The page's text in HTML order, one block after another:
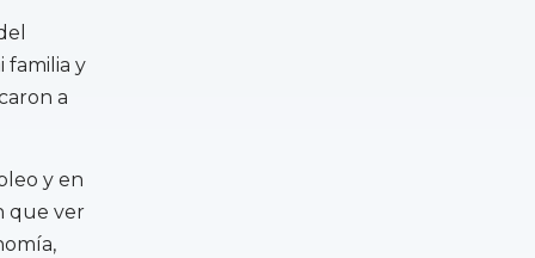
familia y
a
y en
que ver